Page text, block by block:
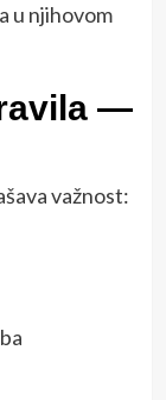
u njihovom
—
važnost: